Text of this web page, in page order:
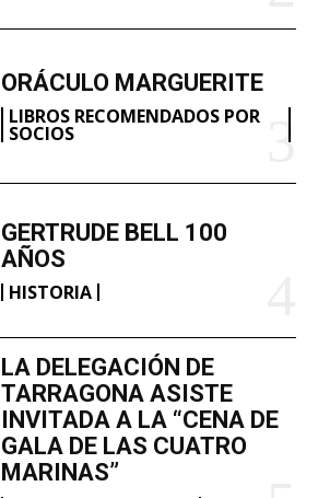
ORÁCULO MARGUERITE
LIBROS RECOMENDADOS POR
SOCIOS
GERTRUDE BELL 100
AÑOS
HISTORIA
LA DELEGACIÓN DE
TARRAGONA ASISTE
INVITADA A LA “CENA DE
GALA DE LAS CUATRO
MARINAS”